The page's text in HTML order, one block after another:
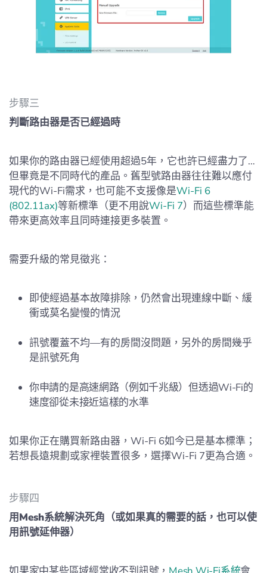
步驟三
判斷路由器是否已經過時
如果你的路由器已經使用超過5年，它也許已經盡力了…
但畢竟是不同時代的產品。舊型號路由器往往難以應付
現代的Wi-Fi需求，也可能不支援像是Wi-Fi 6
(802.11ax)等新標準（更不用說Wi-Fi 7）而這些標準能
帶來更高效率且同時連接更多裝置。
需要升級的常見徵兆：
即使經過基本故障排除，仍然會出現連線中斷、緩
衝或莫名變慢的情況
訊號覆蓋不均—有的房間沒問題，另外的房間幾乎
是訊號死角
你申請的是高速網路（例如千兆級）但透過Wi-Fi的
速度卻從未接近這樣的水準
如果你正在購買新路由器，Wi-Fi 6如今已是基本標準；
若想長遠規劃或家裡裝置很多，選擇Wi-Fi 7更為合適。
步驟四
用Mesh系統解決死角（或如果真的需要的話，也可以使
用訊號延伸器）